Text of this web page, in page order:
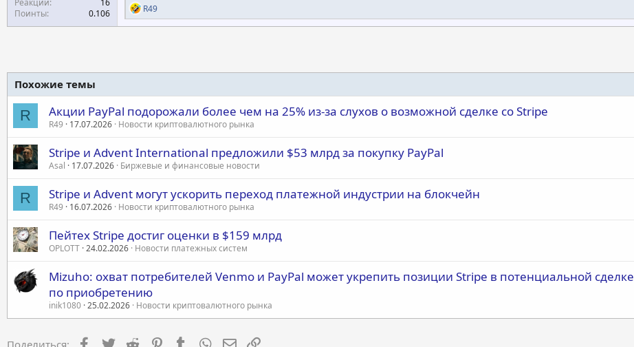
Поинты
0.106
Р
е
а
и
R49
Похожие темы
R Акции PayPal подорожали более чем на 25% из-за слухов о возможной сделке со Stripe
R49 17.07.2026 Новости криптовалютного рынка
Stripe и Advent International предложили $53 млрд за покупку PayPal
Asal 17.07.2026 Биржевые и финансовые новости
R Stripe и Advent могут ускорить переход платежной индустрии на блокчейн
R49 16.07.2026 Новости криптовалютного рынка
Пейтех Stripe достиг оценки в $159 млрд
OPLOTT 24.02.2026 Новости платежных систем
Mizuho: охват потребителей Venmo и PayPal может укрепить позиции Stripe в потенциальной сделке
по приобретению
inik1080 25.02.2026 Новости криптовалютного рынка
Поделиться: Facebook
Twitter Reddit PinterestTumblrWhatsAppЭлектронная почта